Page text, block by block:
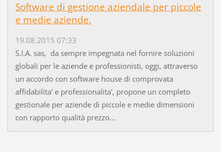
Software di gestione aziendale per piccole
e medie aziende.
19.08.2015 07:33
S.I.A. sas, da sempre impegnata nel fornire soluzioni
globali per le aziende e professionisti, oggi, attraverso
un accordo con software house di comprovata
affidabilita' e professionalita', propone un completo
gestionale per aziende di piccole e medie dimensioni
con rapporto qualità prezzo...